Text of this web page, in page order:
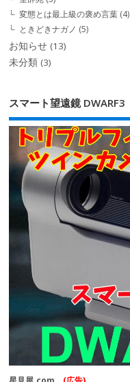
変態とは最上級の褒め言葉 (4)
ときどきナガノ (5)
お知らせ (13)
未分類 (3)
スマート望遠鏡 DWARF3